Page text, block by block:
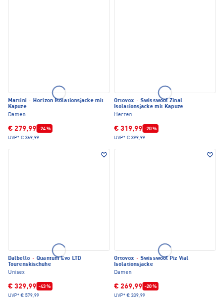
Martini · Horizon Isolationsjacke mit
Kapuze
Damen
€ 279,99 -24 %
UVP* € 369,99
Ortovox · Swisswool Zinal
Isolationsjacke mit Kapuze
Herren
€ 319,99 -20 %
UVP* € 399,99
Dalbello · Quantum Evo LTD
Tourenskischuhe
Unisex
€ 329,99 -43 %
UVP* € 579,99
Ortovox · Swisswool Piz Vial
Isolationsjacke
Damen
€ 269,99 -20 %
UVP* € 339,99